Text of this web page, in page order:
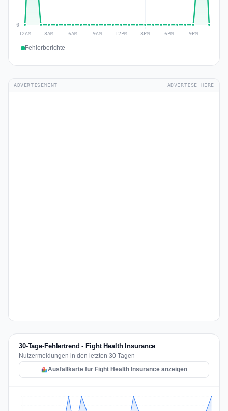
Fehlerberichte
ADVERTISEMENT ADVERTISE HERE
30-Tage-Fehlertrend - Fight Health Insurance
Nutzermeldungen in den letzten 30 Tagen
Ausfallkarte für Fight Health Insurance anzeigen
2
2